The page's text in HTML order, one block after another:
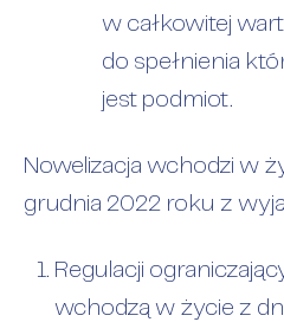
w całkowitej
do spełnienia
jest podmiot.
Nowelizacja wchodzi w
grudnia 2022 roku z
Regulacji
wchodzą w życie z